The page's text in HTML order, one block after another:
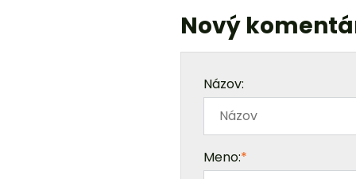
Nový
Názov:
Meno:*